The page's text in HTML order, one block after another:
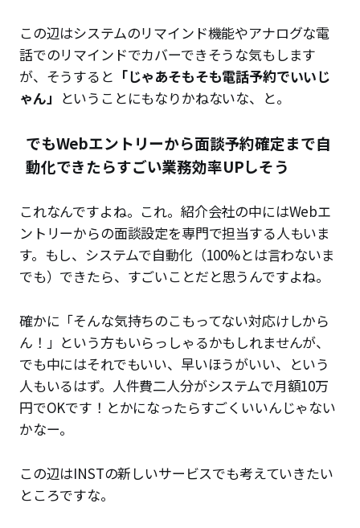
この辺はシステムのリマインド機能やアナログな電
話でのリマインドでカバーできそうな気もします
が、そうすると 「じゃあそもそも電話予約でいいじ
ゃん」 ということにもなりかねないな、と。
でもWebエントリーから面談予約確定まで自
動化できたらすごい業務効率UPしそう
これなんですよね。これ。紹介会社の中にはWebエ
ントリーからの面談設定を専門で担当する人もいま
す。もし、システムで自動化（100%とは言わないま
でも）できたら、すごいことだと思うんですよね。
確かに「そんな気持ちのこもってない対応けしから
ん！」という方もいらっしゃるかもしれませんが、
でも中にはそれでもいい、早いほうがいい、という
人もいるはず。人件費二人分がシステムで月額10万
円でOKです！とかになったらすごくいいんじゃない
かなー。
この辺はINSTの新しいサービスでも考えていきたい
ところですな。